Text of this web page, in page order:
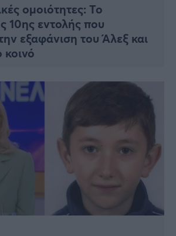
ομοιότητες: Το
10ης εντολής που
εξαφάνιση του Άλεξ και